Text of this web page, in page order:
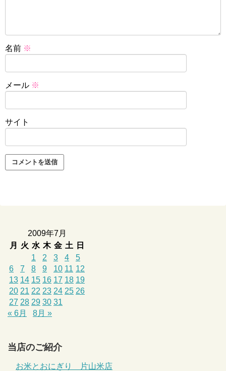
名前 ※
メール ※
サイト
2009年7月
月
火 水 木 金 土
日
1
2 3 4
5
6
7 8 9 10 11 12
13 14 15 16 17 18 19
20 21 22 23 24 25 26
27 28 29 30 31
« 6月
8月 »
当店のご紹介
お米とおにぎり 片山米店